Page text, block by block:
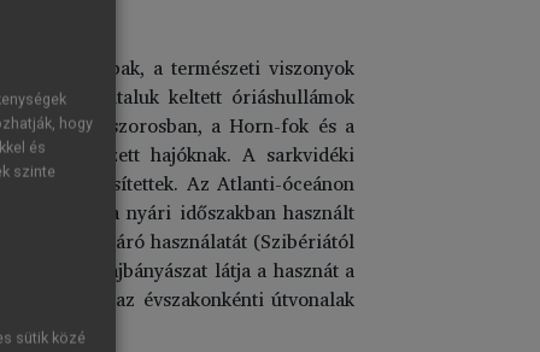
a természeti viszonyok
illetve az általuk keltett óriáshullámok
a Bering-szorosban, a Horn-fok és a
szervezett hajóknak. A sarkvidéki
rendszeresítettek. Az Atlanti-óceánon
járatok a nyári időszakban használt
átjáró használatát (Szibériától
olajbányászat látja a hasznát a
különbség az évszakonkénti útvonalak
hogy
és
szinte
sütik közé